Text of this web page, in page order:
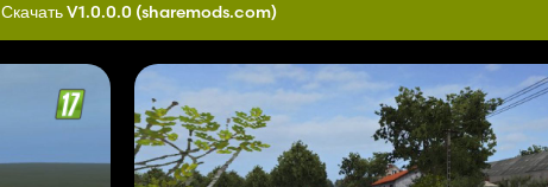
Скачать V1.0.0.0 (sharemods.com)